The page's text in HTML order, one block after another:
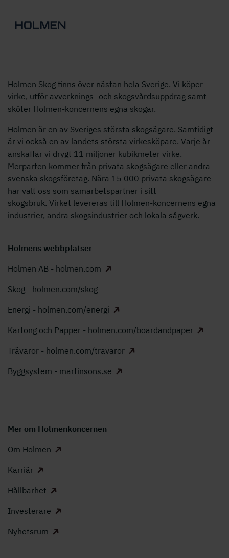
Holmen Skog finns över nästan hela Sverige. Vi köper
virke, utför avverknings- och skogsvårdsuppdrag samt
sköter Holmen-koncernens egna skogar.
Holmen är en av Sveriges största skogsägare. Samtidigt
är vi också en av landets största virkesköpare. Varje år
anskaffar vi drygt 11 miljoner kubikmeter virke.
Merparten kommer från privata skogsägare eller andra
svenska skogsföretag. Nära 15 000 privata skogsägare
har valt oss som samarbetspartner i sitt
skogsbruk. Virket levereras till Holmen-koncernens egna
industrier, andra skogsindustrier och lokala sågverk.
Holmens webbplatser
Holmen AB - holmen.com
Skog - holmen.com/skog
Energi - holmen.com/energi
Kartong och Papper - holmen.com/boardandpaper
Trävaror - holmen.com/travaror
Byggsystem - martinsons.se
Mer om Holmenkoncernen
Om Holmen
Karriär
Hållbarhet
Investerare
Nyhetsrum